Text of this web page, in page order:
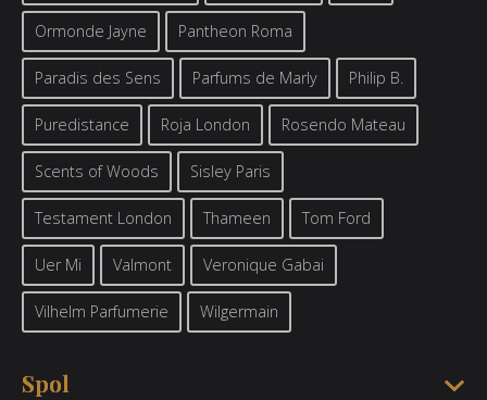
Ormonde Jayne Pantheon Roma
Paradis des Sens Parfums de Marly Philip B.
Puredistance Roja London Rosendo Mateau
Scents of Woods Sisley Paris
Testament London Thameen Tom Ford
Uer Mi Valmont Veronique Gabai
Vilhelm Parfumerie Wilgermain
Spol